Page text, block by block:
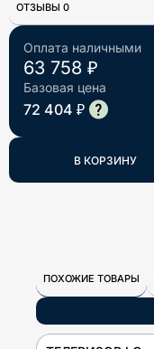
Оплата наличными
63 758 ₽
Базовая цена
72 404 ₽
В КОРЗИНУ
ОТЗЫВЫ 0
ПОХОЖИЕ ТОВАРЫ